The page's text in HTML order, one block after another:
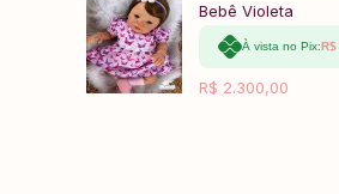
Bebê Violeta
À vista no Pix:R$
R$ 2.300,00